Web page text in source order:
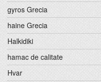
gyros Grecia
haine Grecia
Halkidiki
hamac de calitate
Hvar